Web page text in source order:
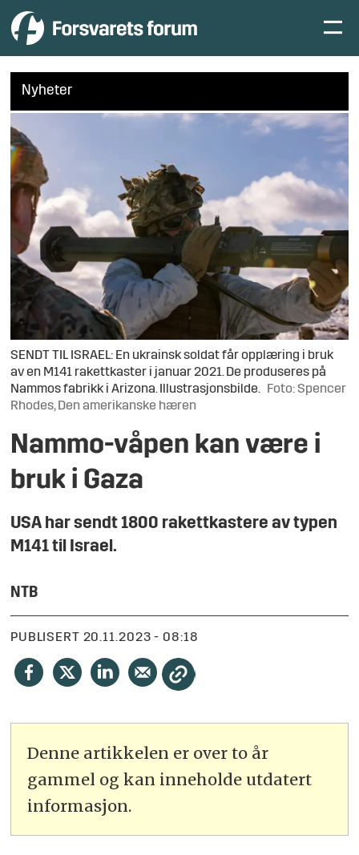
Nyheter
SENDT TIL ISRAEL: En ukrainsk soldat får opplæring i bruk
av en M141 rakettkaster i januar 2021. De produseres på
Nammos fabrikk i Arizona. Illustrasjonsbilde.
Foto: Spencer
Rhodes, Den amerikanske hæren
Nammo-våpen kan være i
bruk i Gaza
USA har sendt 1800 rakettkastere av typen
M141 til Israel.
NTB
PUBLISERT 20.11.2023 - 08:18
Denne artikkelen er over to år
gammel og kan inneholde utdatert
informasjon.